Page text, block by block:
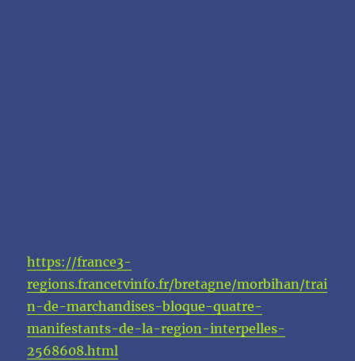
https://france3-
regions.francetvinfo.fr/bretagne/morbihan/trai
n-de-marchandises-bloque-quatre-
manifestants-de-la-region-interpelles-
2568608.html